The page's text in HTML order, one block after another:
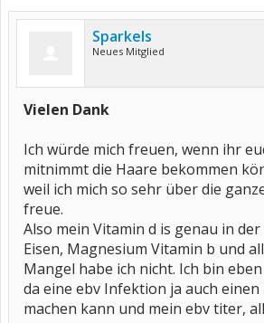
Sparkels
Neues Mitglied
Vielen Dank
Ich würde mich freuen, wenn ihr
mitnimmt die Haare bekommen
weil ich mich so sehr über die
freue.
Also mein Vitamin d is genau in
Eisen, Magnesium Vitamin b und
Mangel habe ich nicht. Ich bin
da eine ebv Infektion ja auch einen
machen kann und mein ebv titer,